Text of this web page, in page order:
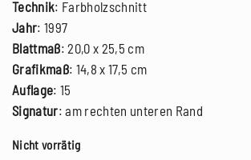
Technik: Farbholzschnitt
Jahr: 1997
Blattmaß: 20,0 x 25,5 cm
Grafikmaß: 14,8 x 17,5 cm
Auflage: 15
Signatur: am rechten unteren Rand
Nicht vorrätig